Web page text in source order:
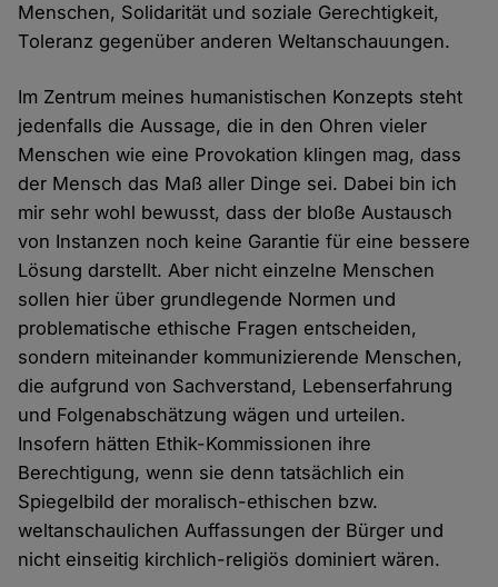
Menschen, Solidarität und soziale Gerechtigkeit,
Toleranz gegenüber anderen Weltanschauungen.
Im Zentrum meines humanistischen Konzepts steht
jedenfalls die Aussage, die in den Ohren vieler
Menschen wie eine Provokation klingen mag, dass
der Mensch das Maß aller Dinge sei. Dabei bin ich
mir sehr wohl bewusst, dass der bloße Austausch
von Instanzen noch keine Garantie für eine bessere
Lösung darstellt. Aber nicht einzelne Menschen
sollen hier über grundlegende Normen und
problematische ethische Fragen entscheiden,
sondern miteinander kommunizierende Menschen,
die aufgrund von Sachverstand, Lebenserfahrung
und Folgenabschätzung wägen und urteilen.
Insofern hätten Ethik-Kommissionen ihre
Berechtigung, wenn sie denn tatsächlich ein
Spiegelbild der moralisch-ethischen bzw.
weltanschaulichen Auffassungen der Bürger und
nicht einseitig kirchlich-religiös dominiert wären.